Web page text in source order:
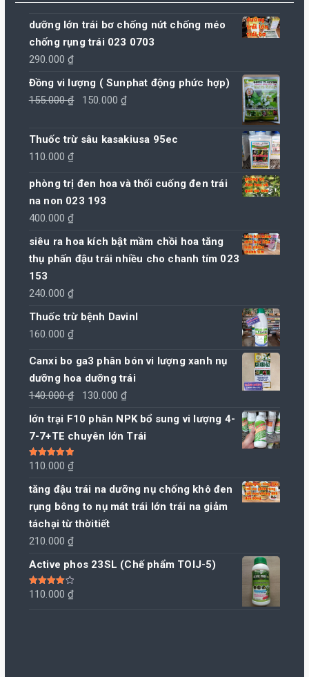
dưỡng lớn trái bơ chống nứt chống méo
chống rụng trái 023 0703
290.000₫
Đồng vi lượng ( Sunphat động phức hợp)
155.000₫
Giá
150.000₫
tại
Thuốc trừ sâu kasakiusa 95ec
110.000₫
phòng trị đen hoa và thối cuống đen trái
na non 023 193
400.000₫
siêu ra hoa kích bật mầm chồi hoa tăng
thụ phấn đậu trái nhiều cho chanh tím 023
153
240.000₫
Thuốc trừ bệnh Davinl
160.000₫
Canxi bo ga3 phân bón vi lượng xanh nụ
dưỡng hoa dưỡng trái
140.000₫
Giá
gốc
130.000₫
hiện
tại
lớn trại F10 phân NPK bổ sung vi lượng 4-
7-7+TE chuyên lớn Trái
Được xếp
hạng 5.00 5
110.000₫
tăng đậu trái na dưỡng nụ chống khô đen
rụng bông to nụ mát trái lớn trái na giảm
táchại từ thờitiết
210.000₫
Active phos 23SL (Chế phẩm TOIJ-5)
Được xếp
hạng 4.00
110.000₫